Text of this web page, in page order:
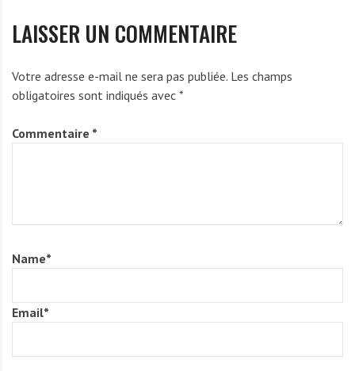
LAISSER UN COMMENTAIRE
Votre adresse e-mail ne sera pas publiée. Les champs
obligatoires sont indiqués avec *
Commentaire *
Name*
Email*